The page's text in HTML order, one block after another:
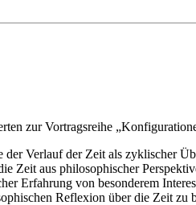
zur Vortragsreihe
Verlauf der Zeit als zyklischer
Zeit aus philosophischer
Erfahrung von besonderem
Reflexion über die Zeit zu